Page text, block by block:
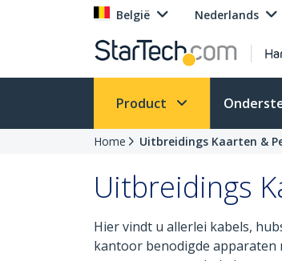
België Nederlands
Product
Home Uitbreidings Kaarten &
Uitbreidings
Hier vindt u allerlei kabels,
kantoor benodigde apparaten